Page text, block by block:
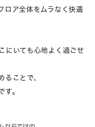
ロア全体をムラなく快適
にいても心地よく過ごせ
ることで、
す。